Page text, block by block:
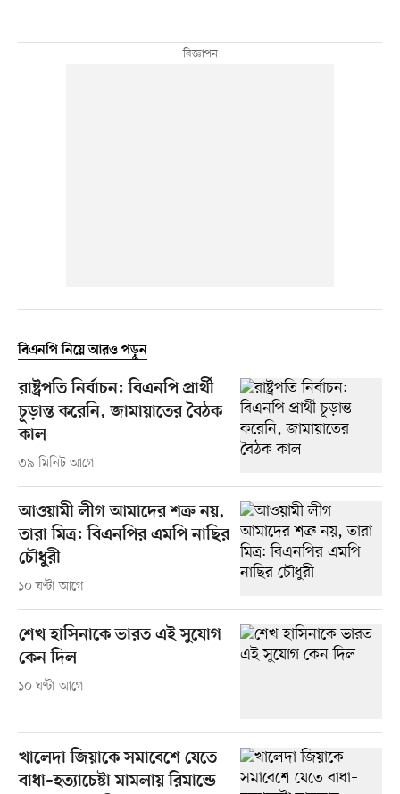
বিএনপি নিয়ে আরও পড়ুন
রাষ্ট্রপতি নির্বাচন: বিএনপি প্রার্থী
চূড়ান্ত করেনি, জামায়াতের বৈঠক
কাল
৩৯ মিনিট আগে
আওয়ামী লীগ আমাদের শত্রু নয়,
তারা মিত্র: বিএনপির এমপি নাছির
চৌধুরী
১০ ঘণ্টা আগে
শেখ হাসিনাকে ভারত এই সুযোগ
কেন দিল
১০ ঘণ্টা আগে
খালেদা জিয়াকে সমাবেশে যেতে
বাধা–হত্যাচেষ্টা মামলায় রিমান্ডে